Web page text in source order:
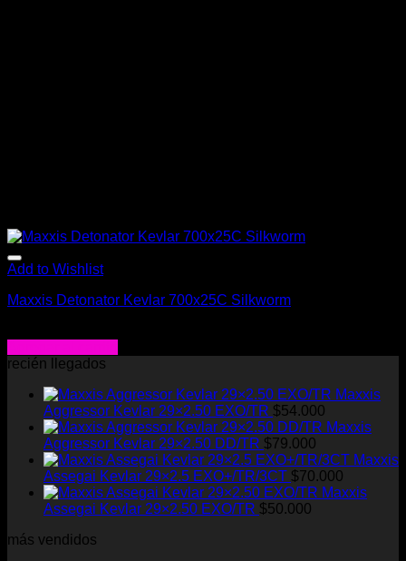
Add to Wishlist
Maxxis Detonator Kevlar 700x25C Silkworm
recién llegados
Maxxis
Aggressor Kevlar 29×2.50 EXO/TR $54.000
Maxxis
Aggressor Kevlar 29×2.50 DD/TR $79.000
Maxxis
Assegai Kevlar 29×2.5 EXO+/TR/3CT $70.000
Maxxis
Assegai Kevlar 29×2.50 EXO/TR $50.000
más vendidos